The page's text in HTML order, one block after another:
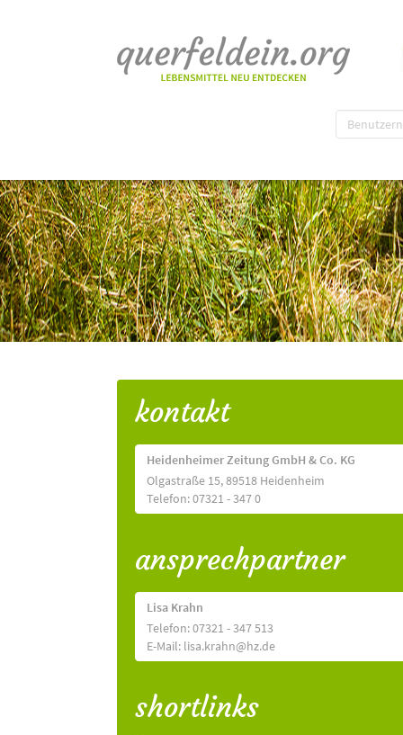
kontakt
Heidenheimer Zeitung GmbH & Co. KG
Olgastraße 15, 89518 Heidenheim
Telefon: 07321 - 347 0
ansprechpartner
Lisa Krahn
Telefon: 07321 - 347 513
E-Mail: lisa.krahn@hz.de
shortlinks